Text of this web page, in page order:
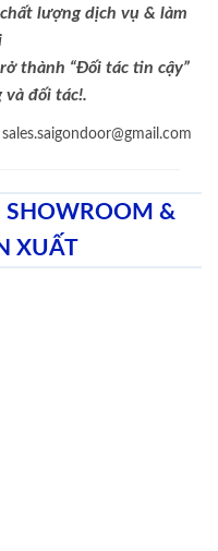
lượng dịch vụ & làm
thành “Đối tác tin cậy”
và đối tác!.
sales.saigondoor@gmail.com
SHOWROOM &
XUẤT